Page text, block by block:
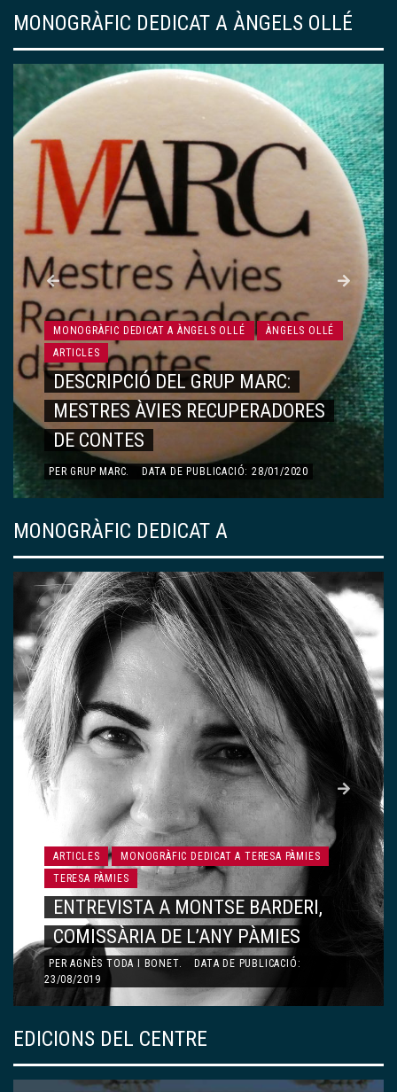
MONOGRÀFIC DEDICAT A ÀNGELS OLLÉ
MONOGRÀFIC DEDICAT A ÀNGELS OLLÉ
ÀNGELS OLLÉ
ARTICLES
RECORDS, VIVÈNCIES…
DOLORS ESQUERDA AYMAMÍ.
DATA DE PUBLICACIÓ:
13/01/2020
MONOGRÀFIC DEDICAT A
ARTICLES
MONOGRÀFIC DEDICAT A TERESA PÀMIES
TERESA PÀMIES
CARTA A LA TERESA PÀMIES
PERMARIA BARBAL
EDICIONS DEL CENTRE